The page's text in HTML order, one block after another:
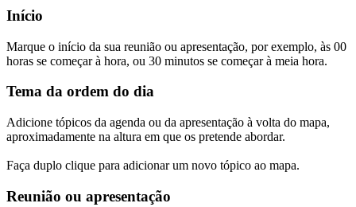
Início
Marque o início da sua reunião ou apresentação, por exemplo, às 00
horas se começar à hora, ou 30 minutos se começar à meia hora.
Tema da ordem do dia
Adicione tópicos da agenda ou da apresentação à volta do mapa,
aproximadamente na altura em que os pretende abordar.
Faça duplo clique para adicionar um novo tópico ao mapa.
Reunião ou apresentação